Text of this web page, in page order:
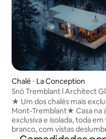
Chalé ⋅ La Conception
Snö Tremblant l Architect
Spa &View#1
★ Um dos chalés mais
Mont-Tremblant★ Casa na
exclusiva e isolada, toda em
branco, com vistas